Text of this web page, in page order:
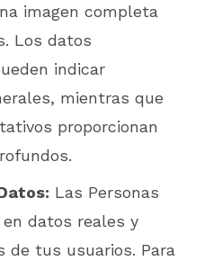
imagen completa
Los datos
indicar
mientras que
proporcionan
Las Personas
datos reales y
de tus usuarios. Para